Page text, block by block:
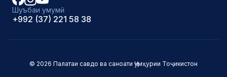
Шуъбаи умумӣ
+992 (37) 221 58 38
© 2026 Палатаи савдо ва саноати Ҷумҳурии Тоҷикистон